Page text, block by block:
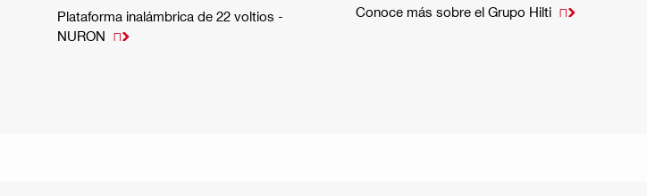
Plataforma inalámbrica de 22 voltios -
NURON 
Conoce más sobre el Grupo Hilti 